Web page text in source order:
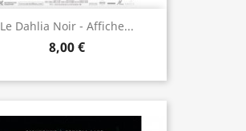
Le Dahlia Noir - Affiche...
8,00 €